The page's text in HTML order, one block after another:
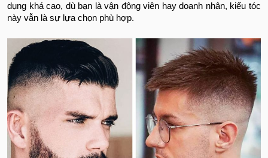
dụng khá cao, dù bạn là vận động viên hay doanh nhân, kiểu tóc
này vẫn là sự lựa chọn phù hợp.